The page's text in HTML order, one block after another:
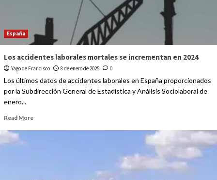
España
Los accidentes laborales mortales se incrementan en 2024
Yago de Francisco 8 de enero de 2025 0
Los últimos datos de accidentes laborales en España proporcionados
por la Subdirección General de Estadística y Análisis Sociolaboral de
enero...
Read More